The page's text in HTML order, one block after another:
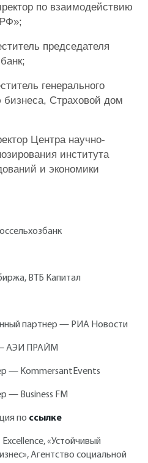
по взаимодействию
председателя
генерального
бизнеса, Страховой дом
Центра научно-
института
и экономики
ВТБ Капитал
партнер — РИА Новости
— АЭИ ПРАЙМ
— KommersantEvents
— Business FM
по ссылке
«Устойчивый
Агентство социальной